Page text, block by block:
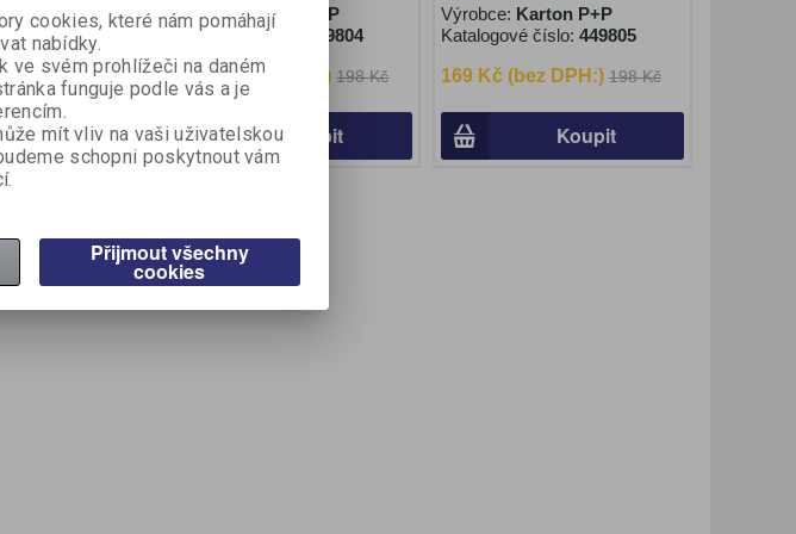
376141
DPH:)
Koupit
Výrobce:Karton P+P
Katalogové číslo:
449804
169 Kč (bez DPH:) 198 Kč
Koupit
Výrobce: Karton P+P
Katalogové číslo: 449805
169 Kč (bez DPH:) 198 Kč
Koupit
cookies, které nám pomáhají
nabídky.
ve svém prohlížeči na daném
funguje podle vás a je
mít vliv na vaši uživatelskou
schopni poskytnout vám
Přijmout všechny
cookies